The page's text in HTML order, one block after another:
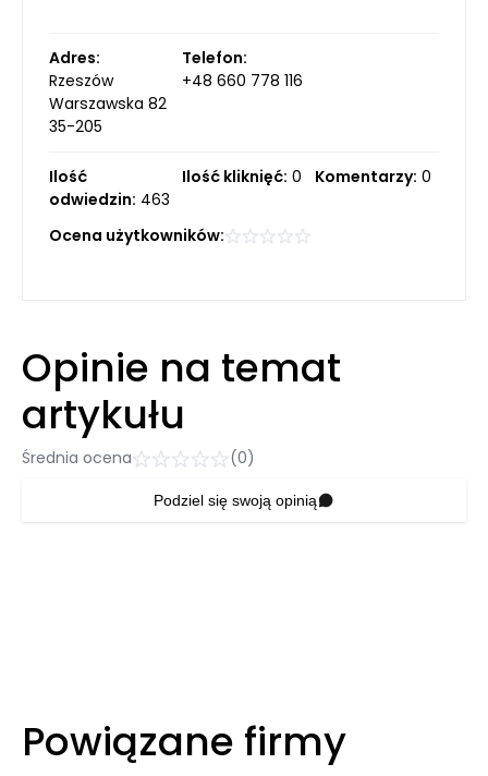
Adres:
Rzeszów
Warszawska 82
35-205
Telefon:
+48 660 778 116
Ilość
odwiedzin: 463
Ilość kliknięć: 0 Komentarzy: 0
Ocena użytkowników:
Opinie na temat
artykułu
Średnia ocena (0)
Podziel się swoją opinią
Powiązane firmy